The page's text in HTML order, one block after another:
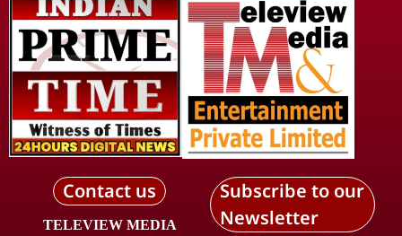
Contact us
TELEVIEW MEDIA
Subscribe to our
Newsletter